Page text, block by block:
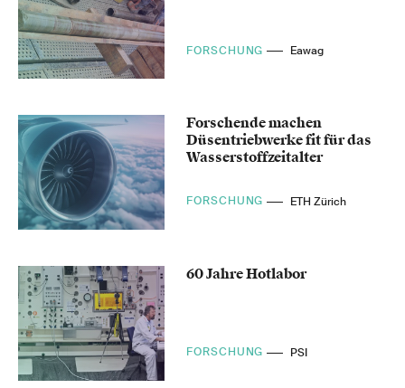
FORSCHUNG Eawag
Forschende machen
Düsentriebwerke fit für das
Wasserstoffzeitalter
FORSCHUNG ETH Zürich
60 Jahre Hotlabor
FORSCHUNG PSI